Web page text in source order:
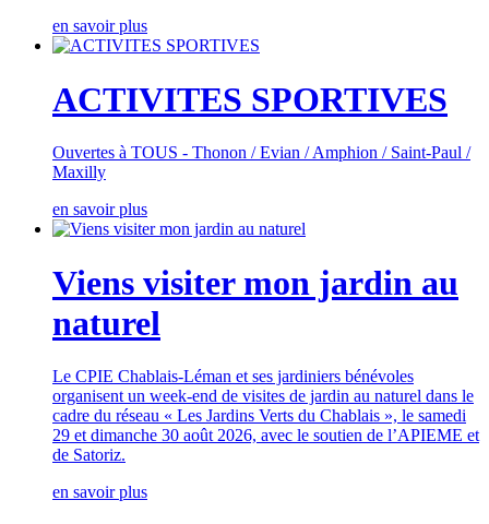
en savoir plus
ACTIVITES SPORTIVES
Ouvertes à TOUS - Thonon / Evian / Amphion / Saint-Paul /
Maxilly
en savoir plus
Viens visiter mon jardin au
naturel
Le CPIE Chablais-Léman et ses jardiniers bénévoles
organisent un week-end de visites de jardin au naturel dans le
cadre du réseau « Les Jardins Verts du Chablais », le samedi
29 et dimanche 30 août 2026, avec le soutien de l’APIEME et
de Satoriz.
en savoir plus